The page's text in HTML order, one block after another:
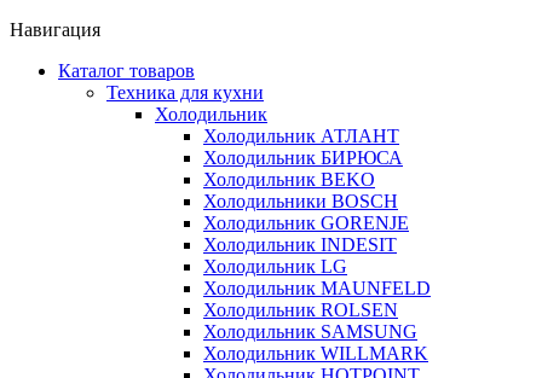
Навигация
Каталог товаров
Техника для кухни
Холодильник
Холодильник АТЛАНТ
Холодильник БИРЮСА
Холодильник BEKO
Холодильники BOSCH
Холодильник GORENJE
Холодильник INDESIT
Холодильник LG
Холодильник MAUNFELD
Холодильник ROLSEN
Холодильник SAMSUNG
Холодильник WILLMARK